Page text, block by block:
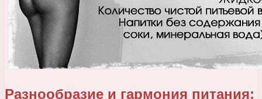
Разнообразие и гармония питания: